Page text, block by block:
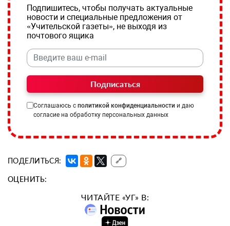
Подпишитесь, чтобы получать актуальные
новости и специальные предложения от
«Учительской газеты», не выходя из
почтового ящика
Подписаться
Соглашаюсь с политикой конфиденциальности и даю
согласие на обработку персональных данных
ПОДЕЛИТЬСЯ: 🔗
ОЦЕНИТЬ:
ЧИТАЙТЕ «УГ» В: